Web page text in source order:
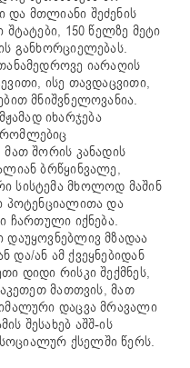
მთლიანი შეძენის
შტატები, 150 წელზე მეტი
განხორციელებას.
იარაღის
ისე თავდაცვითი,
მნიშვნელოვანია.
იხარჯება
მათ შორის კანადის
ბრწყინვალე,
სისტემა მხოლოდ მაშინ
პოტენციალითა და
ჩართული იქნება.
დაუყოვნებლივ მზადაა
და/ან ამ ქვეყნებიდან
დიდი რისკი შექმნეს,
მათთვის, მათ
დაცვა მრავალი
შესახებ აშშ-ის
ქსელში წერს.